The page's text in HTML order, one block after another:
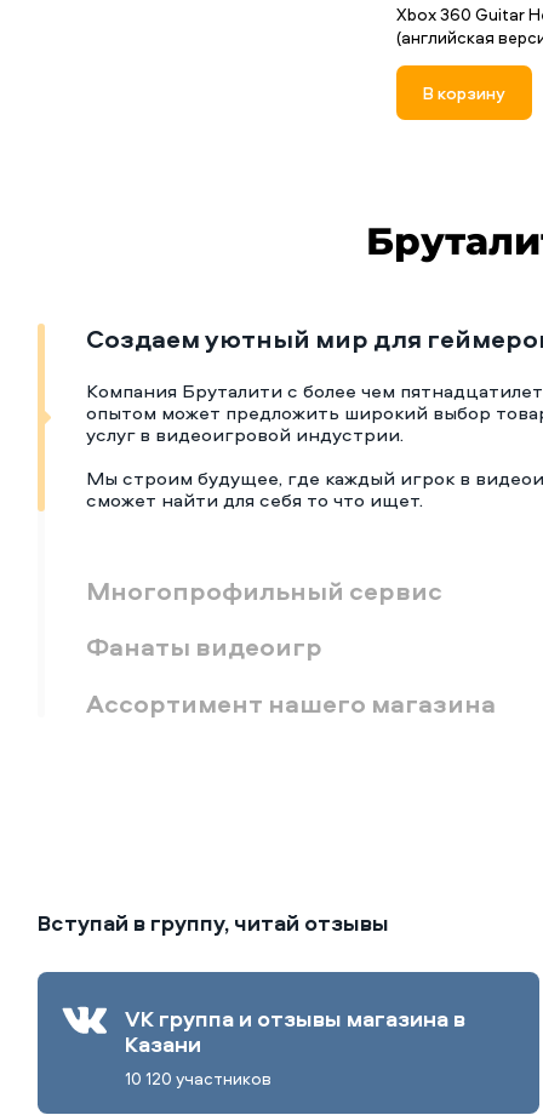
Xbox 360 Guitar
(английская
В корзину
Создаем уютный мир для
Компания Бруталити с более чем
опытом может предложить широкий выбор
услуг в видеоигровой индустрии.
Мы строим будущее, где каждый игрок в
сможет найти для себя то что ищет.
Многопрофильный сервис
Фанаты видеоигр
Ассортимент нашего магазина
Вступай в группу, читай отзывы
VK группа и отзывы магазина в
Казани
10 120 участников